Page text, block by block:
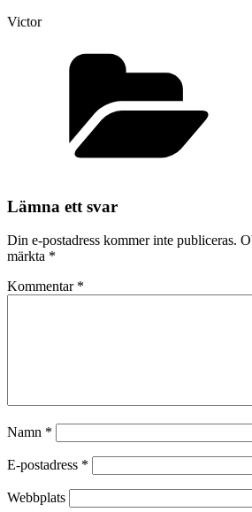
Victor
Lämna ett svar
Din e-postadress kommer inte publiceras.
märkta *
Kommentar *
Namn *
E-postadress *
Webbplats